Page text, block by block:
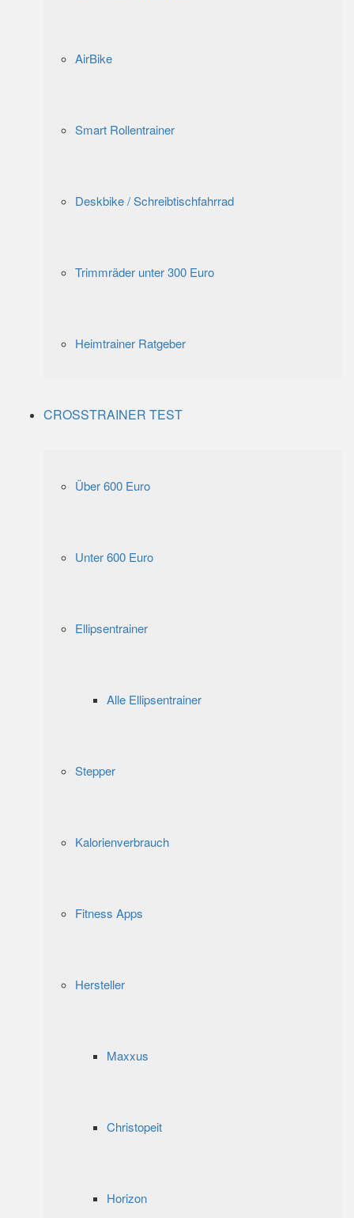
AirBike
Smart Rollentrainer
Deskbike / Schreibtischfahrrad
Trimmräder unter 300 Euro
Heimtrainer Ratgeber
CROSSTRAINER TEST
Über 600 Euro
Unter 600 Euro
Ellipsentrainer
Alle Ellipsentrainer
Stepper
Kalorienverbrauch
Fitness Apps
Hersteller
Maxxus
Christopeit
Horizon